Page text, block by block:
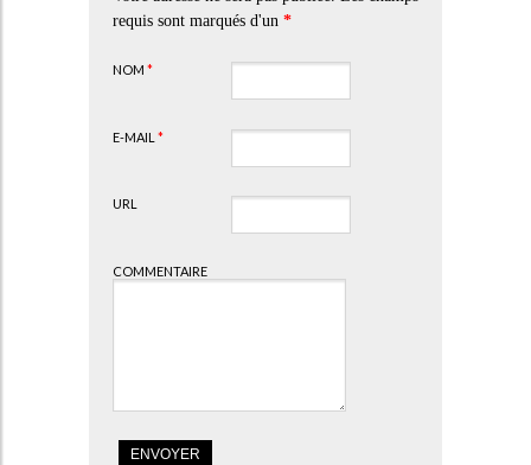
requis sont marqués d'un *
NOM *
E-MAIL *
URL
COMMENTAIRE